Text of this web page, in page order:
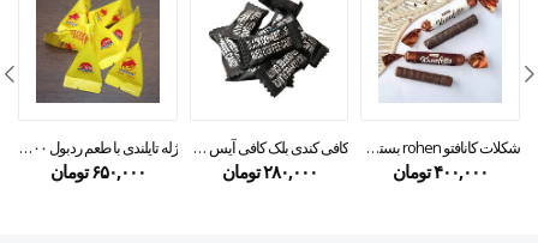
شکلات کانافتو rohen بسته 250 گرمی
۴۰۰,۰۰۰تومان
کافی کندی بلک کافی آیس کافی ۲۰۰ گرمی
۲۸۰,۰۰۰تومان
ژله تایلندی با طعم ردبول ۵۰۰ گرم معادل ۵۰ عدد
۶۵۰,۰۰۰ تومان